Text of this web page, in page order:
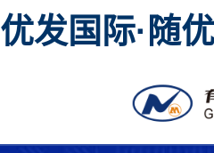
优发国际·随